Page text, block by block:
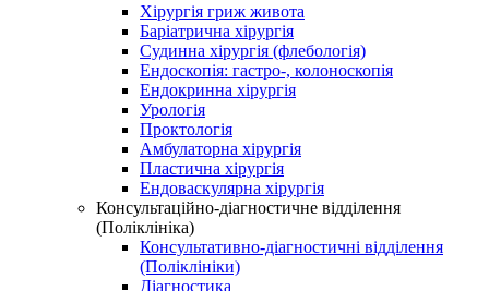
Хірургія гриж живота
Баріатрична хірургія
Судинна хірургія (флебологія)
Ендоскопія: гастро-, колоноскопія
Ендокринна хірургія
Урологія
Проктологія
Амбулаторна хірургія
Пластична хірургія
Ендоваскулярна хірургія
Консультаційно-діагностичне відділення
(Поліклініка)
Консультативно-діагностичні відділення
(Поліклініки)
Діагностика